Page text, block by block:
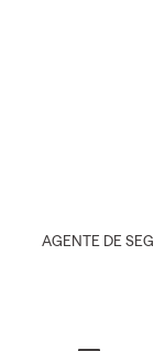
AGENTE DE